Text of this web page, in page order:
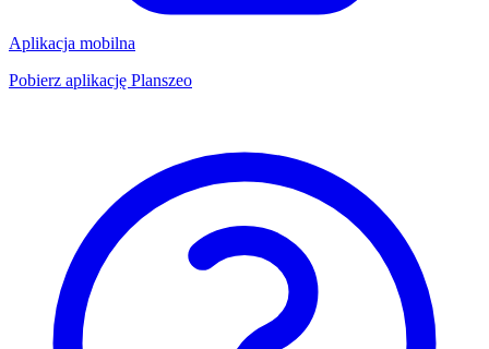
Aplikacja mobilna
Pobierz aplikację Planszeo